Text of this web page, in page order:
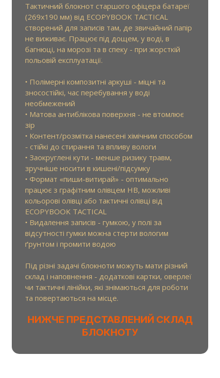
Тактичний блокнот старшого офіцера батареї
(269х190 мм) від ECOPYBOOK TACTICAL
створений для записів там, де звичайний папір
не виживає. Працює під дощем, у воді, в
багнюці, на морозі та в спеку - при жорсткій
польовій експлуатації.
• Полімерні композитні аркуші - міцні та
зносостійкі, час перебування у воді
необмежений
• Матова антиблікова поверхня - не втомлює
зір
• Контент/розмітка нанесені хімічним способом
- стійкі до стирання та впливу вологи
• Заокруглені кути - менше ризику травм,
зручніше носити в кишені/підсумку
• Формат «пиши-витирай» - оптимально
працює з графітним олівцем HB, можливі
кольорові олівці або тактичні олівці від
ECOPYBOOK TACTICAL
• Видалення записів - гумкою, у полі за
відсутності гумки можна стерти вологим
ґрунтом і промити водою
Під різні задачі блокноти можуть мати різний
склад і наповнення - додаткові картки, оверлеї
чи тактичні лінійки, які знімаються для роботи
та повертаються на місце.
НИЖЧЕ ПРЕДСТАВЛЕНИЙ СКЛАД
БЛОКНОТУ